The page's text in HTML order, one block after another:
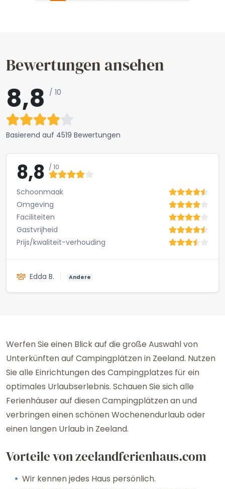
Bewertungen ansehen
8,8 / 10
Basierend auf 4519 Bewertungen
8,8 / 10
Schoonmaak
Omgeving
Faciliteiten
Gastvrijheid
Prijs/kwaliteit-verhouding
Edda B. Andere
Werfen Sie einen Blick auf die große Auswahl von
Unterkünften auf Campingplätzen in Zeeland. Nutzen
Sie alle Einrichtungen des Campingplatzes für ein
optimales Urlaubserlebnis. Schauen Sie sich alle
Ferienhäuser auf diesen Campingplätzen an und
verbringen einen schönen Wochenendurlaub oder
einen langen Urlaub in Zeeland.
Vorteile von zeelandferienhaus.com
Wir kennen jedes Haus persönlich.